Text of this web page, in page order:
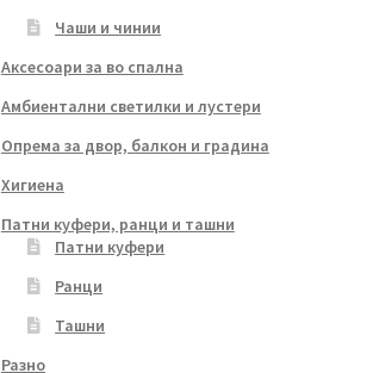
Чаши и чинии
Аксесоари за во спална
Амбиентални светилки и лустери
Опрема за двор, балкон и градина
Хигиена
Патни куфери, ранци и ташни
Патни куфери
Ранци
Ташни
Разно